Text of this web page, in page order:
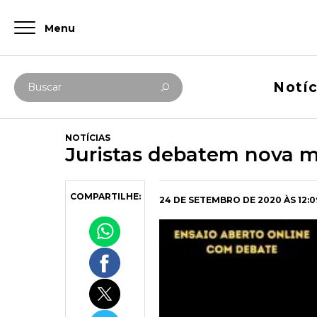
Menu
Digite abaixo sua busca
Buscar
NOTÍCIAS
Juristas debatem nova
COMPARTILHE: 24 DE SETEMBRO DE 2020 ÀS